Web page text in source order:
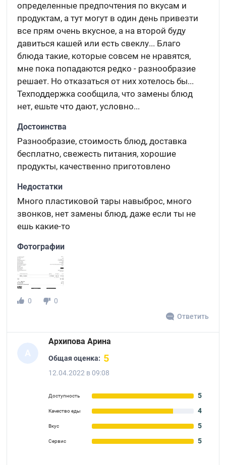
определенные предпочтения по вкусам и
продуктам, а тут могут в один день привезти
все прям очень вкусное, а на второй буду
давиться кашей или есть свеклу... Благо
блюда такие, которые совсем не нравятся,
мне пока попадаются редко - разнообразие
решает. Но отказаться от них хотелось бы...
Техподдержка сообщила, что замены блюд
нет, ешьте что дают, условно...
Достоинства
Разнообразие, стоимость блюд, доставка
бесплатно, свежесть питания, хорошие
продукты, качественно приготовлено
Недостатки
Много пластиковой тары навыброс, много
звонков, нет замены блюд, даже если ты не
ешь какие-то
Фотографии
0
0
Ответить
А
Архипова Арина
Общая оценка: 5
12.04.2022 в 09:08
Доступность 5
Качество еды 4
Вкус 5
Сервис 5